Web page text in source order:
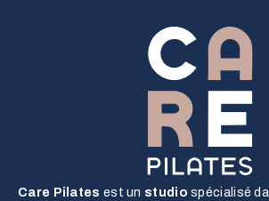
Care Pilates est un studio spécialisé